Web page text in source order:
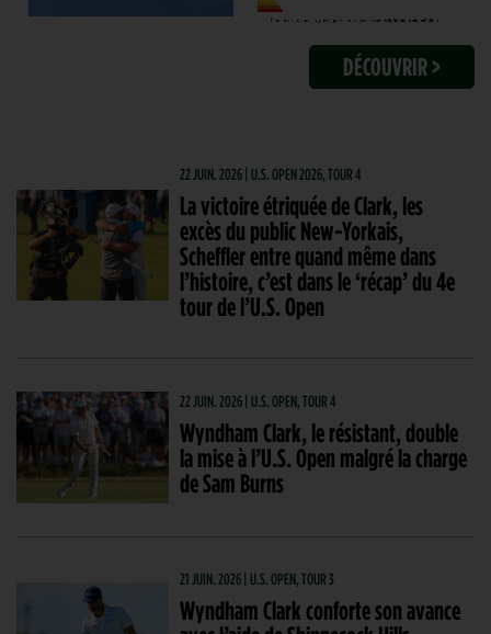
DÉCOUVRIR >
22 JUIN. 2026 | U.S. OPEN 2026, TOUR 4
La victoire étriquée de Clark, les
excès du public New-Yorkais,
Scheffler entre quand même dans
l’histoire, c’est dans le ‘récap’ du 4e
tour de l’U.S. Open
22 JUIN. 2026 | U.S. OPEN, TOUR 4
Wyndham Clark, le résistant, double
la mise à l’U.S. Open malgré la charge
de Sam Burns
21 JUIN. 2026 | U.S. OPEN, TOUR 3
Wyndham Clark conforte son avance